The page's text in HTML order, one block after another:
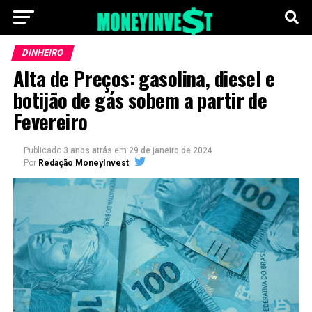
DINHEIRO
Alta de Preços: gasolina, diesel e
botijão de gás sobem a partir de
Fevereiro
Publicado 3 anos atrás em 29 de janeiro de 2024
Por Redação MoneyInvest